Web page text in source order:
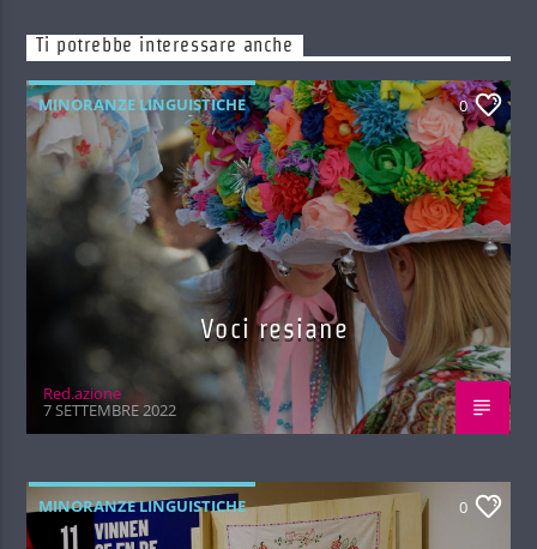
Ti potrebbe interessare anche
MINORANZE LINGUISTICHE 0
Voci resiane
Red.azione
7 SETTEMBRE 2022
MINORANZE LINGUISTICHE 0